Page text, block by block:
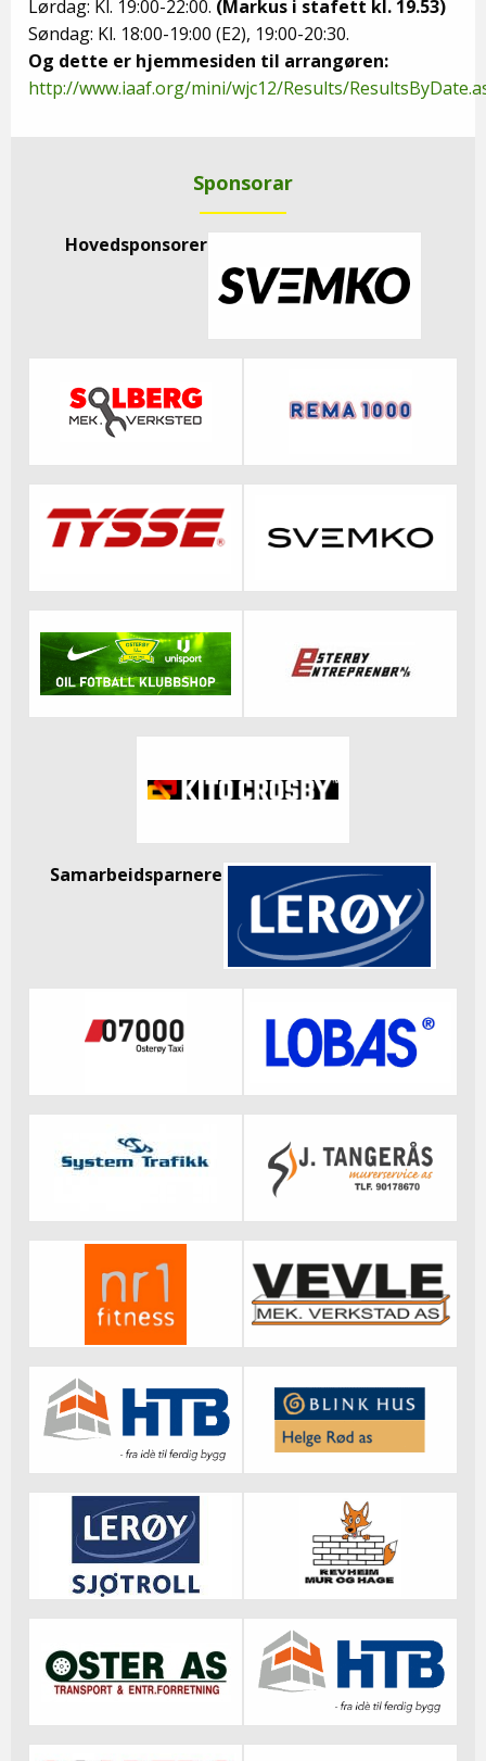
Lørdag: Kl. 19:00-22:00. (Markus i stafett kl. 19.53)
Søndag: Kl. 18:00-19:00 (E2), 19:00-20:30.
Og dette er hjemmesiden til arrangøren:
http://www.iaaf.org/mini/wjc12/Results/
Sponsorar
Hovedsponsorer
Samarbeidsparnere